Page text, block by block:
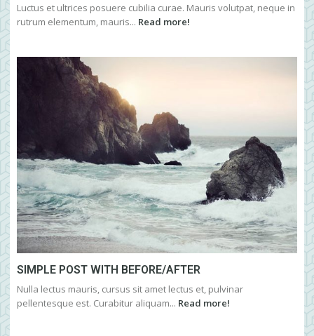
Luctus et ultrices posuere cubilia curae. Mauris volutpat, neque in
rutrum elementum, mauris... Read more!
SIMPLE POST WITH BEFORE/AFTER
Nulla lectus mauris, cursus sit amet lectus et, pulvinar
pellentesque est. Curabitur aliquam... Read more!